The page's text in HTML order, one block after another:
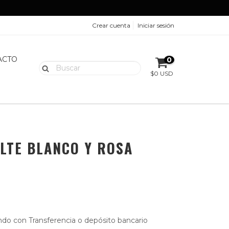
Crear cuenta Iniciar sesión
0
$0 USD
BLANCO Y ROSA
con Transferencia o depósito bancario